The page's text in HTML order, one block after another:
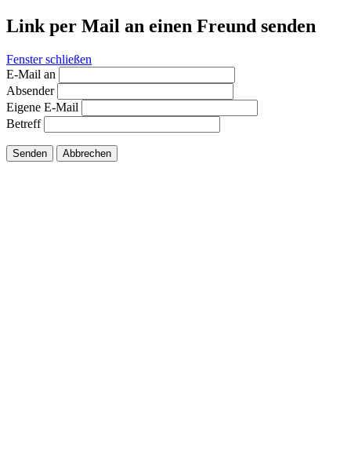
Link per Mail an einen Freund senden
Fenster schließen
E-Mail an
Absender
Eigene E-Mail
Betreff
Senden Abbrechen